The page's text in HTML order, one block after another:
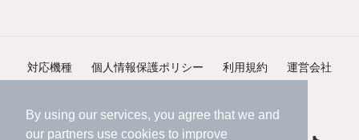
By using our services, you agree that we and
our partners use cookies to improve
対応機種 個人情報保護ポリシー 利用規約 運営会社